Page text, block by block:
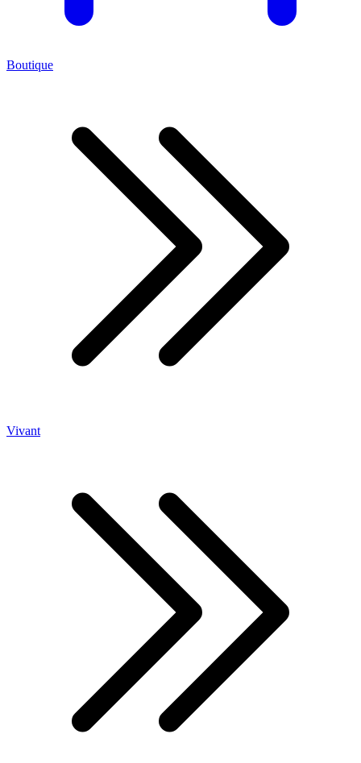
Boutique
Vivant